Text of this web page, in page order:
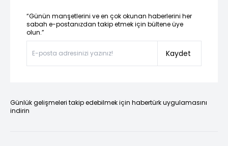
“Günün manşetlerini ve en çok okunan haberlerini her
sabah e-postanızdan takip etmek için bültene üye
olun.”
Kaydet
Günlük gelişmeleri takip edebilmek için habertürk uygulamasını
indirin